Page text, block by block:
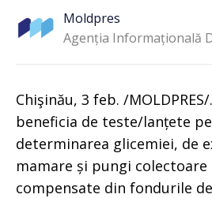
Moldpres
Agenția Informațională
Chişinău, 3 feb. /
beneficia de teste/lanțete
determinarea glicemiei, de
mamare și pungi
compensate din fondurile